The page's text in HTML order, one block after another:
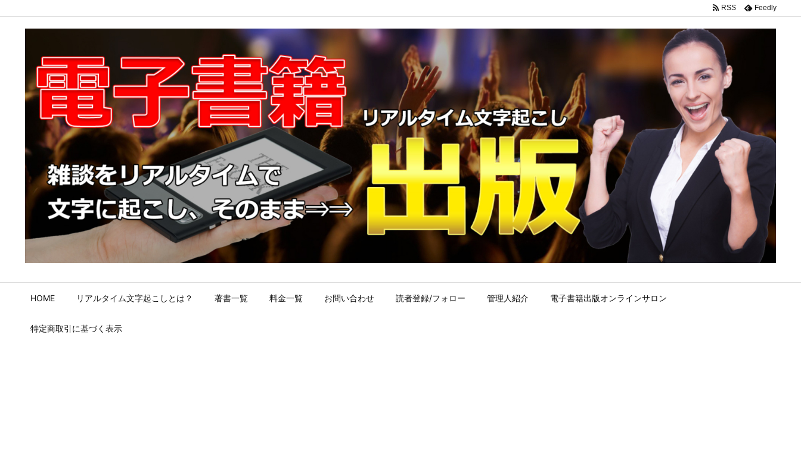
HOME リアルタイム文字起こしとは？ 著書一覧 料金一覧 お問い合わせ 読者登録/フォロー 管理人紹介 電子書籍出版オンラインサロン
特定商取引に基づく表示
RSS Feedly